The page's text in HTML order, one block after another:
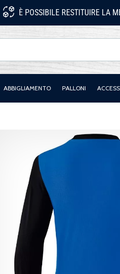
È POSSIBILE RESTITUIRE LA
ABBIGLIAMENTO PALLONI